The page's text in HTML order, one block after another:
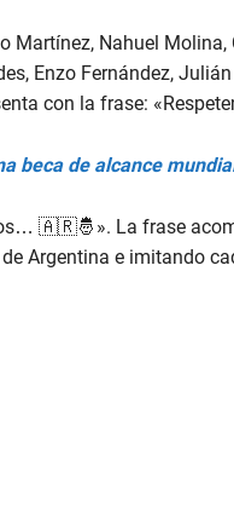
Nahuel Molina,
Enzo Fernández,
con la frase:
beca de alcance
🇦🇷🤴». La frase
Argentina e imitando